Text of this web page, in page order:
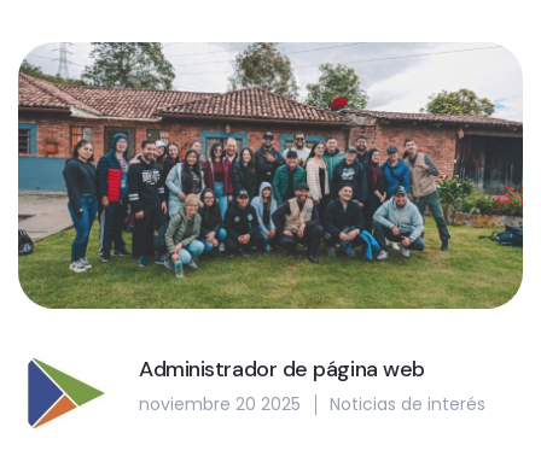
Administrador de página web
noviembre 20 2025 Noticias de interés